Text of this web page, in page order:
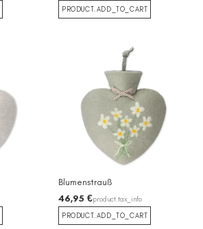
PRODUCT.ADD_TO_CART
Blumenstrauß
46,95 €product.tax_info
PRODUCT.ADD_TO_CART